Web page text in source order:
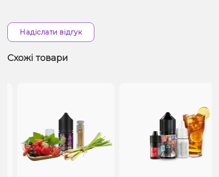
Надіслати відгук
Схожі товари